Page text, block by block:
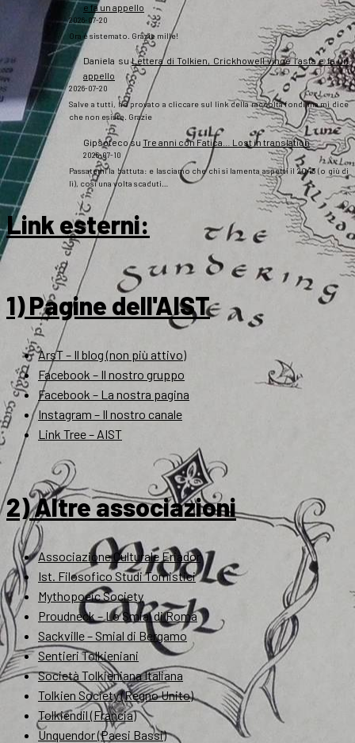
e fa un appello
2026-07-20
Ora è sistemato. Grazie mille!
Daniela suLettera di Tolkien, Crickhowell vince l’asta e fa un
appello
2026-07-20
Salve a tutti, ho provato a cliccare sul link della raccolta fondi ma mi dice
che non esiste. Grazie
Gipsotecosu Tre anni con Fatica… Lost in translation
2026-07-10
Passatemi la battuta: e lasciamo che chi si lamenta aspetti il 2043 (o giù di
lì), così una volta scaduti…
Link esterni:
1) Pagine dell'AIST
ArsT – Il blog (non più attivo)
Facebook – Il nostro gruppo
Facebook – La nostra pagina
Instagram – Il nostro canale
Link Tree – AIST
2) Altre associazioni
Associazione Culturale Eriador
Ist. Filosofico Studi Tomistici
Mythopoeic Society
Proudneck – Lo Smial di Roma
Sackville – Smial di Bergamo
Sentieri Tolkieniani
Società Tolkieniana Italiana
Tolkien Society (Regno Unito)
Tolkiendil (Francia)
Unquendor (Paesi Bassi)